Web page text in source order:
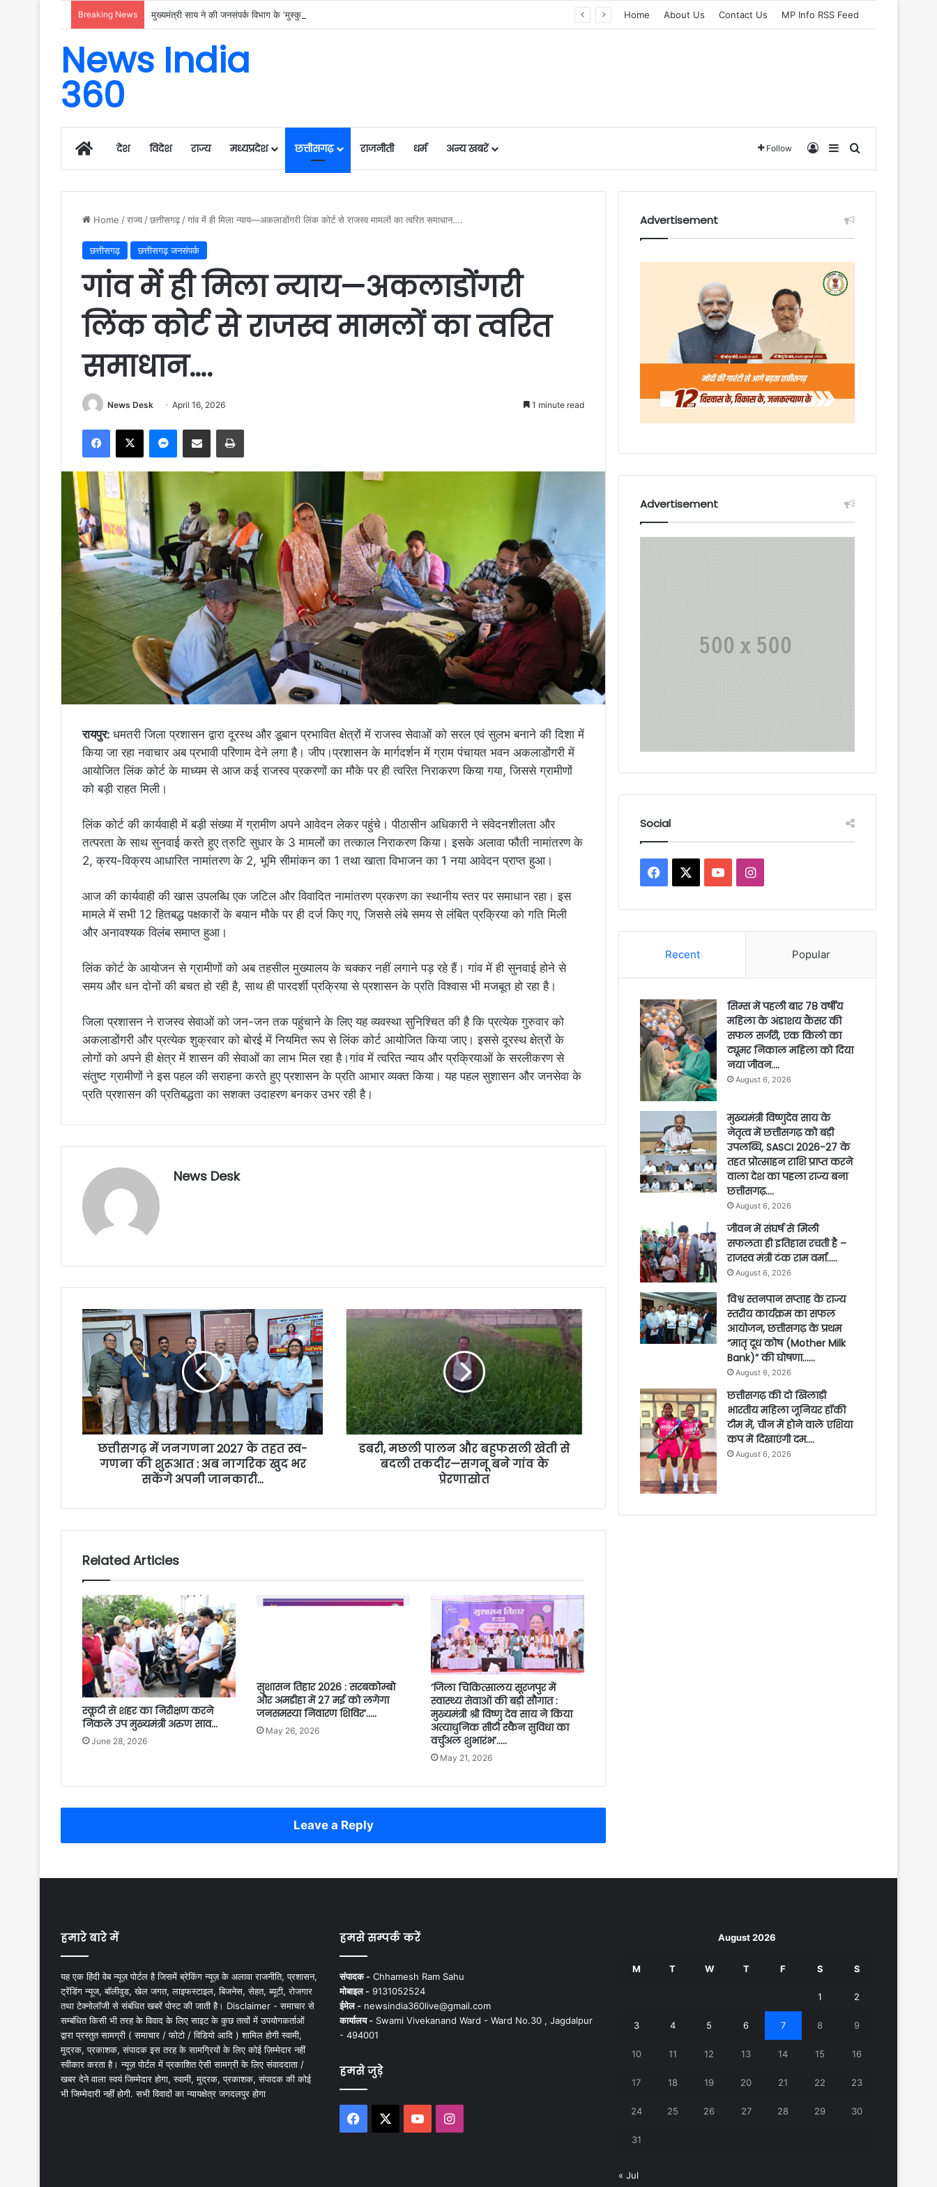
Breaking News मुख्यमंत्री साय ने की जनसंपर्क विभाग के ‘मुस्कुराता बस्तर’ पहल की सराहना…. Home About Us Contact Us MP Info RSS Feed
News India
360
Homeदेश विदेश राज्य मध्यप्रदेश छत्तीसगढ़ राजनीती धर्म अन्य खबरें Follow Log InSidebarSearch for
Home /राज्य /छत्तीसगढ़ /गांव में ही मिला न्याय—अकलाडोंगरी लिंक कोर्ट से राजस्व मामलों का त्वरित समाधान….
छत्तीसगढ़ छत्तीसगढ़ जनसंपर्क
गांव में ही मिला न्याय—अकलाडोंगरी
लिंक कोर्ट से राजस्व मामलों का त्वरित
समाधान….
News Desk April 16, 2026 1 minute read
Facebook
X Messenger
Share via Email Print
रायपुर: धमतरी जिला प्रशासन द्वारा दूरस्थ और डूबान प्रभावित क्षेत्रों में राजस्व सेवाओं को सरल एवं सुलभ बनाने की दिशा में
किया जा रहा नवाचार अब प्रभावी परिणाम देने लगा है। जीप।प्रशासन के मार्गदर्शन में ग्राम पंचायत भवन अकलाडोंगरी में
आयोजित लिंक कोर्ट के माध्यम से आज कई राजस्व प्रकरणों का मौके पर ही त्वरित निराकरण किया गया, जिससे ग्रामीणों
को बड़ी राहत मिली।
लिंक कोर्ट की कार्यवाही में बड़ी संख्या में ग्रामीण अपने आवेदन लेकर पहुंचे। पीठासीन अधिकारी ने संवेदनशीलता और
तत्परता के साथ सुनवाई करते हुए त्रुटि सुधार के 3 मामलों का तत्काल निराकरण किया। इसके अलावा फौती नामांतरण के
2, क्रय-विक्रय आधारित नामांतरण के 2, भूमि सीमांकन का 1 तथा खाता विभाजन का 1 नया आवेदन प्राप्त हुआ।
आज की कार्यवाही की खास उपलब्धि एक जटिल और विवादित नामांतरण प्रकरण का स्थानीय स्तर पर समाधान रहा। इस
मामले में सभी 12 हितबद्ध पक्षकारों के बयान मौके पर ही दर्ज किए गए, जिससे लंबे समय से लंबित प्रक्रिया को गति मिली
और अनावश्यक विलंब समाप्त हुआ।
लिंक कोर्ट के आयोजन से ग्रामीणों को अब तहसील मुख्यालय के चक्कर नहीं लगाने पड़ रहे हैं। गांव में ही सुनवाई होने से
समय और धन दोनों की बचत हो रही है, साथ ही पारदर्शी प्रक्रिया से प्रशासन के प्रति विश्वास भी मजबूत हो रहा है।
जिला प्रशासन ने राजस्व सेवाओं को जन-जन तक पहुंचाने के लिए यह व्यवस्था सुनिश्चित की है कि प्रत्येक गुरुवार को
अकलाडोंगरी और प्रत्येक शुक्रवार को बोरई में नियमित रूप से लिंक कोर्ट आयोजित किया जाए। इससे दूरस्थ क्षेत्रों के
लोगों को अपने ही क्षेत्र में शासन की सेवाओं का लाभ मिल रहा है।गांव में त्वरित न्याय और प्रक्रियाओं के सरलीकरण से
संतुष्ट ग्रामीणों ने इस पहल की सराहना करते हुए प्रशासन के प्रति आभार व्यक्त किया। यह पहल सुशासन और जनसेवा के
प्रति प्रशासन की प्रतिबद्धता का सशक्त उदाहरण बनकर उभर रही है।
News Desk
छत्तीसगढ़ में जनगणना 2027 के तहत स्व-
गणना की शुरूआत : अब नागरिक खुद भर
सकेंगे अपनी जानकारी…
डबरी, मछली पालन और बहुफसली खेती से
बदली तकदीर—सगनू बने गांव के
प्रेरणास्रोत
Related Articles
स्कूटी से शहर का निरीक्षण करने
निकले उप मुख्यमंत्री अरुण साव…
June 28, 2026
सुशासन तिहार 2026 : सरबकोम्बो
और अमडीहा में 27 मई को लगेगा
जनसमस्या निवारण शिविर’…..
May 26, 2026
’जिला चिकित्सालय सूरजपुर में
स्वास्थ्य सेवाओं की बड़ी सौगात :
मुख्यमंत्री श्री विष्णु देव साय ने किया
अत्याधुनिक सीटी स्कैन सुविधा का
वर्चुअल शुभारंभ’…..
May 21, 2026
Leave a Reply
Advertisement
Advertisement
Social
Facebook YouTubeInstagram
Recent Popular
सिम्स में पहली बार 78 वर्षीय
महिला के अंडाशय कैंसर की
सफल सर्जरी, एक किलो का
ट्यूमर निकाल महिला को दिया
नया जीवन….
August 6, 2026
मुख्यमंत्री विष्णुदेव साय के
नेतृत्व में छत्तीसगढ़ को बड़ी
उपलब्धि, SASCI 2026-27 के
तहत प्रोत्साहन राशि प्राप्त करने
वाला देश का पहला राज्य बना
छत्तीसगढ़….
August 6, 2026
जीवन में संघर्ष से मिली
सफलता ही इतिहास रचती है –
राजस्व मंत्री टंक राम वर्मा…..
August 6, 2026
विश्व स्तनपान सप्ताह के राज्य
स्तरीय कार्यक्रम का सफल
आयोजन, छत्तीसगढ़ के प्रथम
“मातृ दूध कोष (Mother Milk
Bank)” की घोषणा……
August 6, 2026
छत्तीसगढ़ की दो खिलाड़ी
भारतीय महिला जूनियर हॉकी
टीम में, चीन में होने वाले एशिया
कप में दिखाएंगी दम….
August 6, 2026
हमारे बारे में
यह एक हिंदी वेब न्यूज़ पोर्टल है जिसमें ब्रेकिंग न्यूज़ के अलावा राजनीति, प्रशासन,
ट्रेंडिंग न्यूज, बॉलीवुड, खेल जगत, लाइफस्टाइल, बिजनेस, सेहत, ब्यूटी, रोजगार
तथा टेक्नोलॉजी से संबंधित खबरें पोस्ट की जाती है। Disclaimer - समाचार से
सम्बंधित किसी भी तरह के विवाद के लिए साइट के कुछ तत्वों में उपयोगकर्ताओं
द्वारा प्रस्तुत सामग्री ( समाचार / फोटो / विडियो आदि ) शामिल होगी स्वामी,
मुद्रक, प्रकाशक, संपादक इस तरह के सामग्रियों के लिए कोई ज़िम्मेदार नहीं
स्वीकार करता है। न्यूज़ पोर्टल में प्रकाशित ऐसी सामग्री के लिए संवाददाता /
खबर देने वाला स्वयं जिम्मेदार होगा, स्वामी, मुद्रक, प्रकाशक, संपादक की कोई
भी जिम्मेदारी नहीं होगी. सभी विवादों का न्यायक्षेत्र जगदलपुर होगा
हमसे सम्पर्क करें
संपादक -Chhamesh Ram Sahu
मोबाइल -9131052524
ईमेल - newsindia360live@gmail.com
कार्यालय -Swami Vivekanand Ward - Ward No.30 , Jagdalpur
- 494001
हमसे जुड़े
Facebook YouTubeInstagram
August 2026
M T W T F S S
1 2
3 4 5 6 7 8 9
10 11 12 13 14 15 16
17 18 19 20 21 22 23
24 25 26 27 28 29 30
31
« Jul